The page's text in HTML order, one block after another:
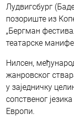
Лудвигсбург
позориште из
„Бергман
театарске
Нилсен,
жанровског
у заједничку
сопственог
Европи.